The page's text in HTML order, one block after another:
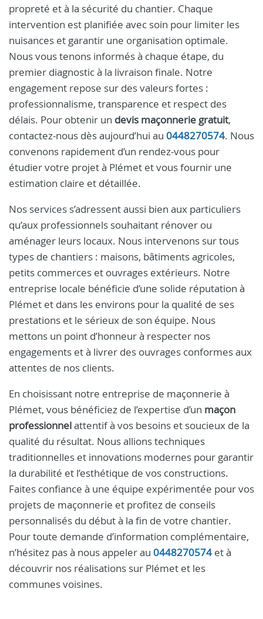
propreté et à la sécurité du chantier. Chaque
intervention est planifiée avec soin pour limiter les
nuisances et garantir une organisation optimale.
Nous vous tenons informés à chaque étape, du
premier diagnostic à la livraison finale. Notre
engagement repose sur des valeurs fortes :
professionnalisme, transparence et respect des
délais. Pour obtenir un devis maçonnerie gratuit,
contactez-nous dès aujourd’hui au 0448270574. Nous
convenons rapidement d’un rendez-vous pour
étudier votre projet à Plémet et vous fournir une
estimation claire et détaillée.
Nos services s’adressent aussi bien aux particuliers
qu’aux professionnels souhaitant rénover ou
aménager leurs locaux. Nous intervenons sur tous
types de chantiers : maisons, bâtiments agricoles,
petits commerces et ouvrages extérieurs. Notre
entreprise locale bénéficie d’une solide réputation à
Plémet et dans les environs pour la qualité de ses
prestations et le sérieux de son équipe. Nous
mettons un point d’honneur à respecter nos
engagements et à livrer des ouvrages conformes aux
attentes de nos clients.
En choisissant notre entreprise de maçonnerie à
Plémet, vous bénéficiez de l’expertise d’un maçon
professionnelattentif à vos besoins et soucieux de la
qualité du résultat. Nous allions techniques
traditionnelles et innovations modernes pour garantir
la durabilité et l’esthétique de vos constructions.
Faites confiance à une équipe expérimentée pour vos
projets de maçonnerie et profitez de conseils
personnalisés du début à la fin de votre chantier.
Pour toute demande d’information complémentaire,
n’hésitez pas à nous appeler au 0448270574 et à
découvrir nos réalisations sur Plémet et les
communes voisines.